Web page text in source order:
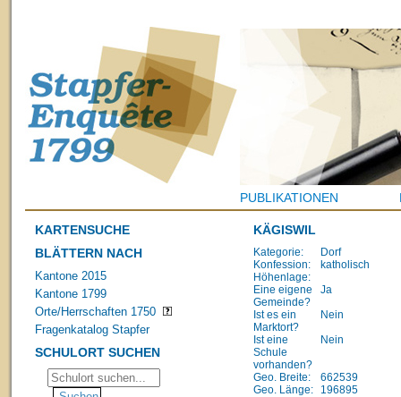
PUBLIKATIONEN
KARTENSUCHE
BLÄTTERN NACH
Kantone 2015
Kantone 1799
Orte/Herrschaften 1750
Fragenkatalog Stapfer
SCHULORT SUCHEN
KÄGISWIL
Kategorie:
Dorf
Konfession:
katholisch
Höhenlage:
Eine eigene
Gemeinde?
Ja
Ist es ein
Marktort?
Nein
Ist eine
Schule
vorhanden?
Nein
Geo. Breite:
662539
Geo. Länge:
196895